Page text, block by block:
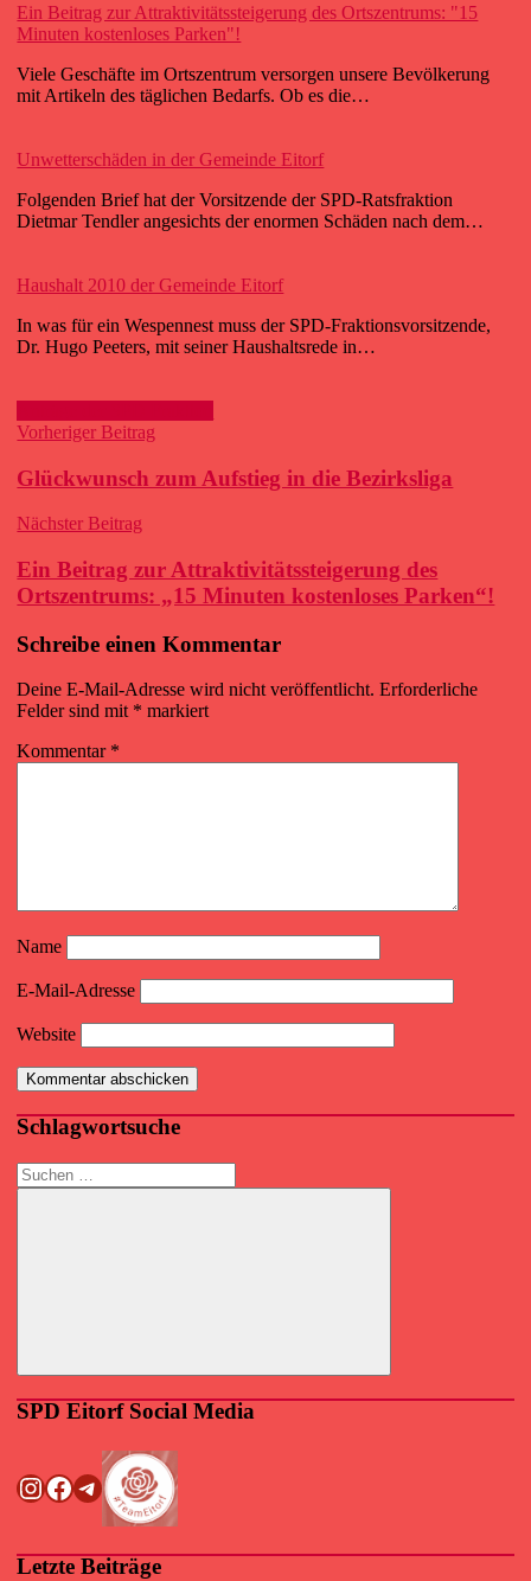
Ein Beitrag zur Attraktivitätssteigerung des Ortszentrums: "15
Minuten kostenloses Parken"!
Viele Geschäfte im Ortszentrum versorgen unsere Bevölkerung
mit Artikeln des täglichen Bedarfs. Ob es die…
Unwetterschäden in der Gemeinde Eitorf
Folgenden Brief hat der Vorsitzende der SPD-Ratsfraktion
Dietmar Tendler angesichts der enormen Schäden nach dem…
Haushalt 2010 der Gemeinde Eitorf
In was für ein Wespennest muss der SPD-Fraktionsvorsitzende,
Dr. Hugo Peeters, mit seiner Haushaltsrede in…
Beitragsnavigation
Vorheriger Beitrag
Glückwunsch zum Aufstieg in die Bezirksliga
Nächster Beitrag
Ein Beitrag zur Attraktivitätssteigerung des
Ortszentrums: „15 Minuten kostenloses Parken“!
Schreibe einen Kommentar
Deine E-Mail-Adresse wird nicht veröffentlicht. Erforderliche
Felder sind mit * markiert
Kommentar *
Name
E-Mail-Adresse
Website
Schlagwortsuche
Suchen
nach:
Suchen
SPD Eitorf Social Media
Instagram
Facebook
Telegram
Letzte Beiträge